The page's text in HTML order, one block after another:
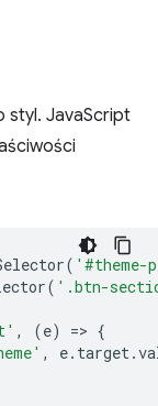
styl. JavaScript
(
( '.btn-
, (e) => {
, e. target.